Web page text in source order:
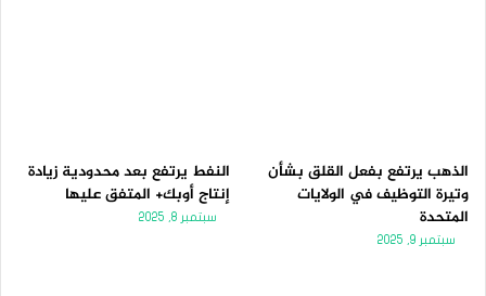
الذهب يرتفع بفعل القلق بشأن
وتيرة التوظيف في الولايات
المتحدة
سبتمبر 9, 2025
النفط يرتفع بعد محدودية زيادة
إنتاج أوبك+ المتفق عليها
سبتمبر 8, 2025